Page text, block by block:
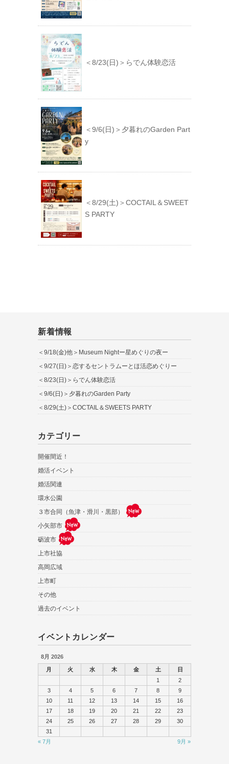
＜8/23(日)＞らでん体験恋活
＜9/6(日)＞夕暮れのGarden Part
y
＜8/29(土)＞COCTAIL＆SWEET
S PARTY
新着情報
＜9/18(金)他＞Museum Nightー星めぐりの夜ー
＜9/27(日)＞恋するセントラムーとほ活恋めぐりー
＜8/23(日)＞らでん体験恋活
＜9/6(日)＞夕暮れのGarden Party
＜8/29(土)＞COCTAIL＆SWEETS PARTY
カテゴリー
開催間近！
婚活イベント
婚活関連
環水公園
３市合同（魚津・滑川・黒部）
小矢部市
砺波市
上市社協
高岡広域
上市町
その他
過去のイベント
イベントカレンダー
8月 2026
月 火 水 木 金 土
日
1
2
3
4 5 6 7 8
9
10
11 12 13 14 15
16
17
18 19 20 21 22
23
24
25 26 27 28 29
30
31
« 7月
9月 »